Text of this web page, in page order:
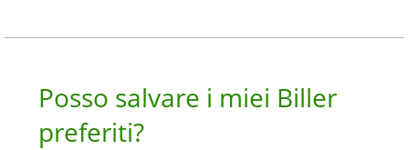
Posso salvare i miei Biller
preferiti?